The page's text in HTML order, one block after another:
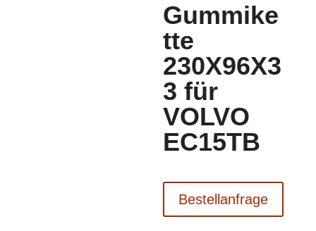
Gummike
tte
230X96X3
3 für
VOLVO
EC15TB
Bestellanfrage